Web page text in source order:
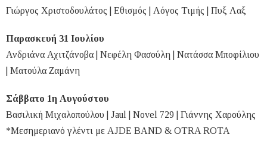
Γιώργος Χριστοδουλάτος | Εθισμός | Λόγος Τιμής | Πυξ Λαξ
Παρασκευή 31 Ιουλίου
Ανδριάνα Αχιτζάνοβα | Νεφέλη Φασούλη | Νατάσσα Μποφίλιου
| Ματούλα Ζαμάνη
Σάββατο 1η Αυγούστου
Βασιλική Μιχαλοπούλου | Jaul | Novel 729 | Γιάννης Χαρούλης
*Μεσημεριανό γλέντι με AJDE BAND & OTRA ROTA